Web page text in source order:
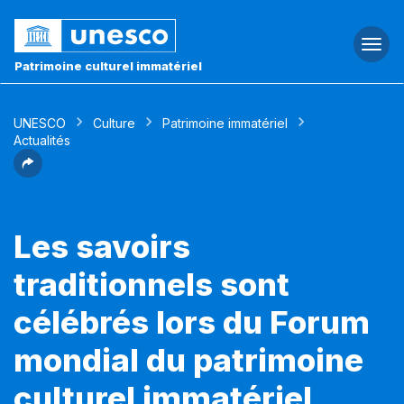
Patrimoine culturel immatériel
UNESCO Culture
Patrimoine immatériel
Actualités
Les savoirs
traditionnels sont
célébrés lors du Forum
mondial du patrimoine